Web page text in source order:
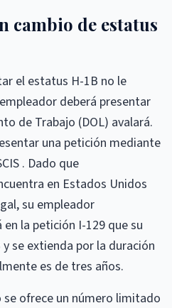
cambio de estatus
el estatus H-1B no le
deberá presentar
de Trabajo (DOL) avalará.
una petición mediante
. Dado que
en Estados Unidos
su empleador
la petición I-129 que su
se extienda por la duración
es de tres años.
se ofrece un número limitado